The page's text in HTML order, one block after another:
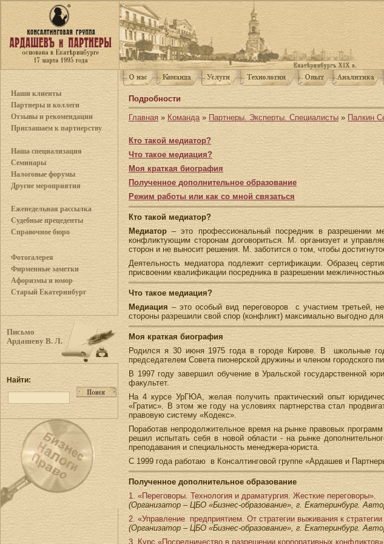
Наши клиенты
Партнеры и коллеги
Отзывы и рекомендации
Приглашаем к партнерству
Наша специализация
Семинары
Налоговые форумы
Другие мероприятия
Еженедельная рассылка
Судебные прецеденты
Справочное бюро
Фотогалерея
Фирменные заметки
Афоризмы и юмор
Старый Екатеринбург
Письмо
Ардашеву В. Л.
Найти:
Подробности
Главная » Команда » Партнеры. Эксперты. Специалисты » Палкин
Кто такой медиатор?
Что такое медиация?
Моя краткая биография
Полученное дополнительное образование
Режим работы или как со мной связаться
Кто такой медиатор?
Медиатор – это профессиональный посредник в разрешении
конфликтующим сторонам договориться. М. организует и
сторон и не выносит решения. М. заботится о том, чтобы
Деятельность медиатора подлежит сертификации. Образец
присвоении квалификации посредника в разрешении
Что такое медиация?
Медиация – это особый вид переговоров с участием третьей,
стороны разрешили свой спор (конфликт) максимально выгодно для
Моя краткая биография
Родился я 30 июня 1975 года в городе Кирове. В школьные
председателем Совета пионерской дружины и членом городского
В 1997 году завершил обучение в Уральской государственной
факультет.
На 4 курсе УрГЮА, желая получить практический опыт
«Гратис». В этом же году на условиях партнерства стал
правовую систему «Кодекс».
Поработав непродолжительное время на рынке правовых
решил испытать себя в новой области - на рынке
преподавания и специальность менеджера-юриста.
С 1999 года работаю в Консалтинговой группе «Ардашев и
Полученное дополнительное образование
1. «Переговоры. Технология и драматургия. Жесткие переговоры».
(Организатор – ЦБО «Бизнес-образование», г. Екатеринбург.
2. «Управление предприятием. От стратегии выживания к стратегии
(Организатор – ЦБО «Бизнес-образование», г. Екатеринбург.
3. Курс «Посредничество в разрешении корпоративных конфликтов».